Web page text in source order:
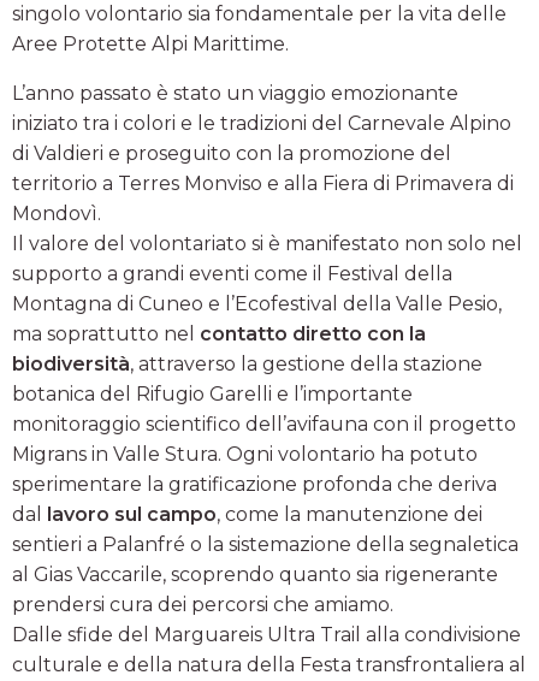
singolo volontario sia fondamentale per la vita delle
Aree Protette Alpi Marittime.
L’anno passato è stato un viaggio emozionante
iniziato tra i colori e le tradizioni del Carnevale Alpino
di Valdieri e proseguito con la promozione del
territorio a Terres Monviso e alla Fiera di Primavera di
Mondovì.
Il valore del volontariato si è manifestato non solo nel
supporto a grandi eventi come il Festival della
Montagna di Cuneo e l’Ecofestival della Valle Pesio,
ma soprattutto nel contatto diretto con la
biodiversità, attraverso la gestione della stazione
botanica del Rifugio Garelli e l’importante
monitoraggio scientifico dell’avifauna con il progetto
Migrans in Valle Stura. Ogni volontario ha potuto
sperimentare la gratificazione profonda che deriva
dal lavoro sul campo, come la manutenzione dei
sentieri a Palanfré o la sistemazione della segnaletica
al Gias Vaccarile, scoprendo quanto sia rigenerante
prendersi cura dei percorsi che amiamo.
Dalle sfide del Marguareis Ultra Trail alla condivisione
culturale e della natura della Festa transfrontaliera al